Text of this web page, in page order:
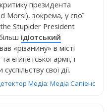
президента
Morsi), зокрема, у свої
Stupider President
ідіотський
«різанину» в місті
єгипетської армії, і
свої дії.
Медіа: Медіа Сапіенс